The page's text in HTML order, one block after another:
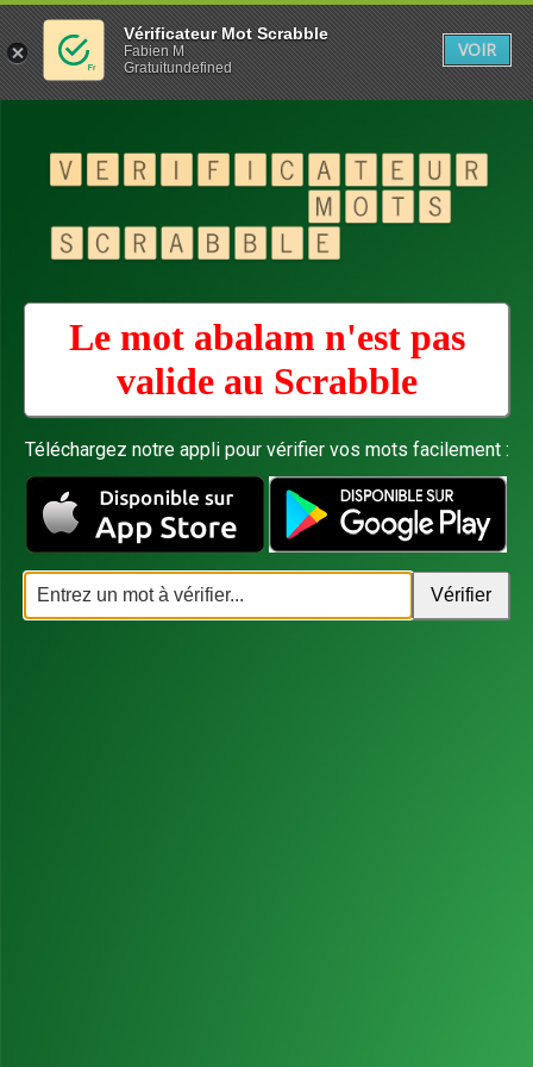
Le mot abalam n'est pas
valide au Scrabble
Téléchargez notre appli pour vérifier vos mots facilement :
Vérificateur Mot Scrabble
Fabien M
Gratuitundefined
VOIR